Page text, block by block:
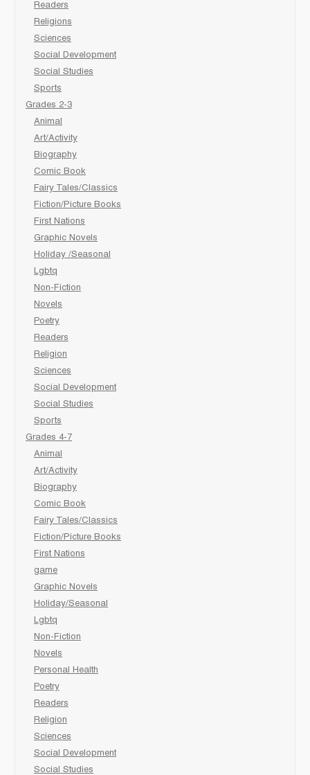
Readers
Religions
Sciences
Social Development
Social Studies
Sports
Grades 2-3
Animal
Art/Activity
Biography
Comic Book
Fairy Tales/Classics
Fiction/Picture Books
First Nations
Graphic Novels
Holiday /Seasonal
Lgbtq
Non-Fiction
Novels
Poetry
Readers
Religion
Sciences
Social Development
Social Studies
Sports
Grades 4-7
Animal
Art/Activity
Biography
Comic Book
Fairy Tales/Classics
Fiction/Picture Books
First Nations
game
Graphic Novels
Holiday/Seasonal
Lgbtq
Non-Fiction
Novels
Personal Health
Poetry
Readers
Religion
Sciences
Social Development
Social Studies